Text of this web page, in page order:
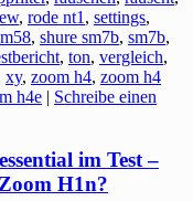
,rode nt1 ,settings,
,shure sm7b,sm7b,
,ton,vergleich,
xy,zoom h4,zoom h4
h4e | Schreibe einen
im Test –
H1n?